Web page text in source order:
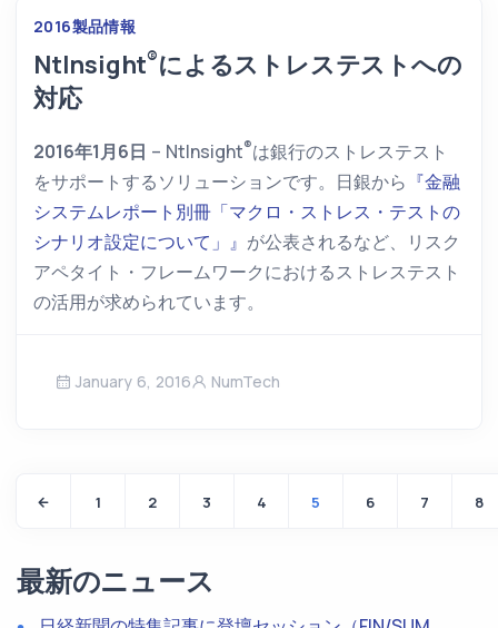
2016製品情報
NtInsight®によるストレステストへの
対応
2016年1月6日 – NtInsight®は銀行のストレステスト
をサポートするソリューションです。日銀から 『金融
システムレポート別冊「マクロ・ストレス・テストの
シナリオ設定について」』 が公表されるなど、リスク
アペタイト・フレームワークにおけるストレステスト
の活用が求められています。
January 6, 2016 NumTech
1 2 3 4 5 6 7 8
最新のニュース